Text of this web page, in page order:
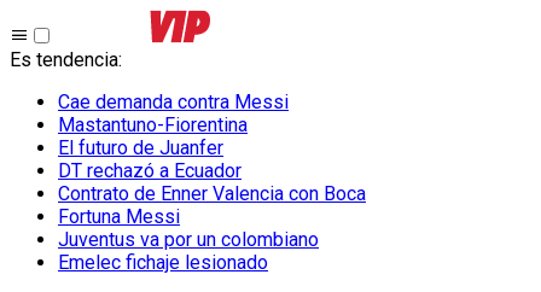
Es tendencia:
Cae demanda contra Messi
Mastantuno-Fiorentina
El futuro de Juanfer
DT rechazó a Ecuador
Contrato de Enner Valencia con Boca
Fortuna Messi
Juventus va por un colombiano
Emelec fichaje lesionado